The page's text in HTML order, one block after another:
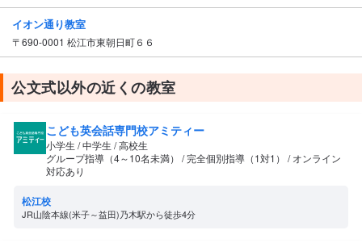
イオン通り教室
〒690-0001 松江市東朝日町６６
公文式以外の近くの教室
こども英会話専門校アミティー
小学生 / 中学生 / 高校生
グループ指導（4～10名未満） / 完全個別指導（1対1） / オンライン
対応あり
松江校
JR山陰本線(米子～益田)乃木駅から徒歩4分